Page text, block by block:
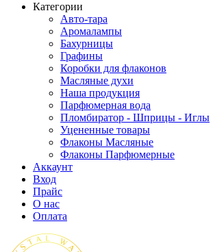
Категории
Авто-тара
Аромалампы
Бахурницы
Графины
Коробки для флаконов
Масляные духи
Наша продукция
Парфюмерная вода
Пломбиратор - Шприцы - Иглы
Уцененные товары
Флаконы Масляные
Флаконы Парфюмерные
Аккаунт
Вход
Прайс
О нас
Оплата